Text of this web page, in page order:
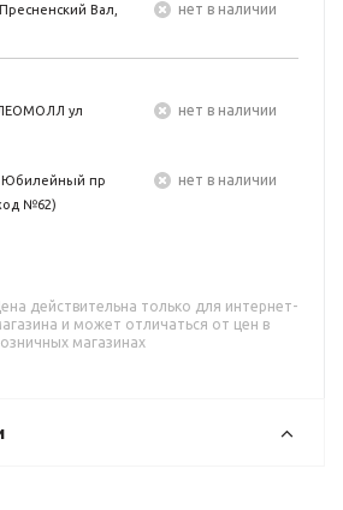
Вал,
Нет в наличии
ЛЕОМОЛЛ ул
Нет в наличии
Юбилейный пр
№62)
Нет в наличии
действительна только для интернет-
и может отличаться от цен в
магазинах